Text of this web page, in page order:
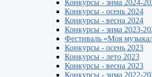
Конкурсы - зима 2024-
Конкурсы - осень 2024
Конкурсы - весна 2024
Конкурсы - зима 2023-
Фестиваль «Моя
Конкурсы - осень 2023
Конкурсы - лето 2023
Конкурсы - весна 2023
Конкурсы - зима 2022-